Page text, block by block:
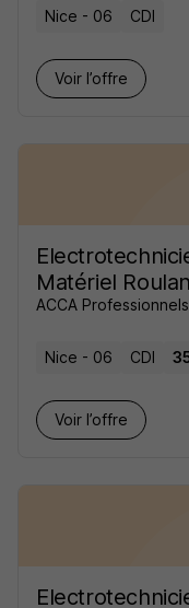
Nice - 06 CDI
Voir l’offre
Matériel
ACCA Professionnels
Nice - 06 CDI
Voir l’offre